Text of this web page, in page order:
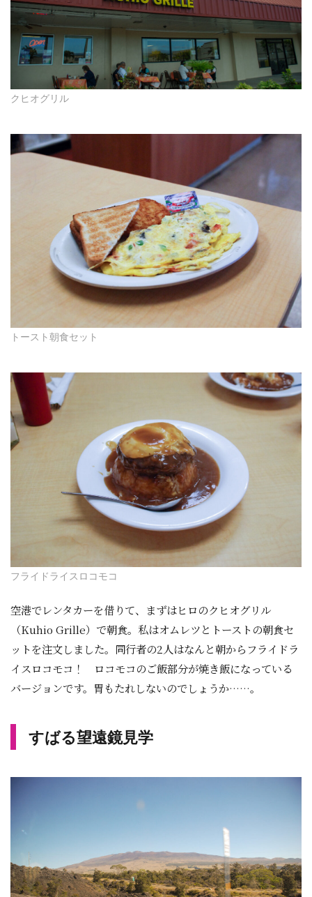
クヒオグリル
トースト朝食セット
フライドライスロコモコ
空港でレンタカーを借りて、まずはヒロのクヒオグリル
（Kuhio Grille）で朝食。私はオムレツとトーストの朝食セ
ットを注文しました。同行者の2人はなんと朝からフライドラ
イスロコモコ！ ロコモコのご飯部分が焼き飯になっている
バージョンです。胃もたれしないのでしょうか……。
すばる望遠鏡見学